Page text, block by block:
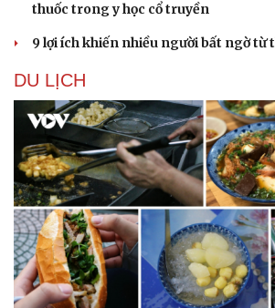
thuốc trong y học cổ truyền
9 lợi ích khiến nhiều người bất ngờ từ
DU LỊCH